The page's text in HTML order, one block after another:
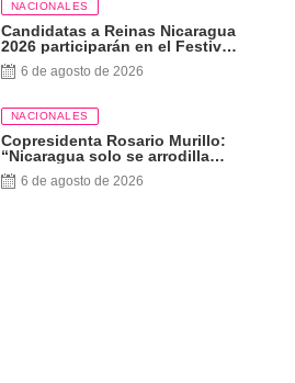
NACIONALES
Candidatas a Reinas Nicaragua
2026 participarán en el Festival
Internacional de las Artes,
Cultura y Gastronomía
6 de agosto de 2026
NACIONALES
Copresidenta Rosario Murillo:
“Nicaragua solo se arrodilla
ante Dios”
6 de agosto de 2026